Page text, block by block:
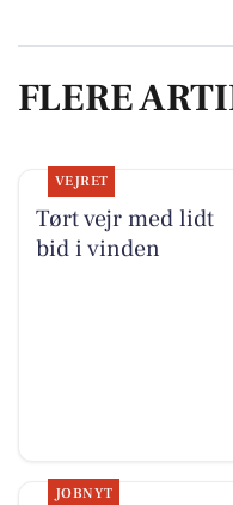
FLERE
VEJRET
Tørt vejr med lidt
bid i vinden
JOBNYT